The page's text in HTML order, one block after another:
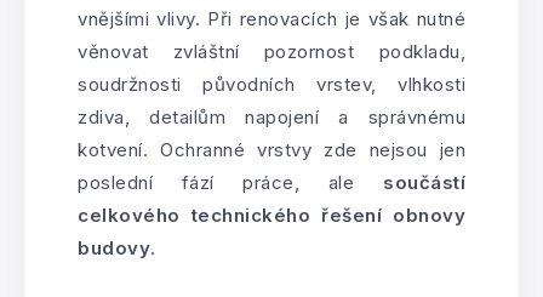
vnějšími vlivy. Při renovacích je však nutné
věnovat zvláštní pozornost podkladu,
soudržnosti původních vrstev, vlhkosti
zdiva, detailům napojení a správnému
kotvení. Ochranné vrstvy zde nejsou jen
poslední fází práce, ale součástí
celkového technického řešení obnovy
budovy.